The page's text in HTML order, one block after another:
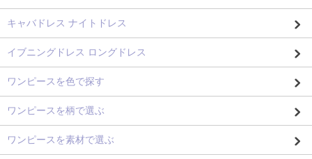
キャバドレス ナイトドレス
イブニングドレス ロングドレス
ワンピースを色で探す
ワンピースを柄で選ぶ
ワンピースを素材で選ぶ